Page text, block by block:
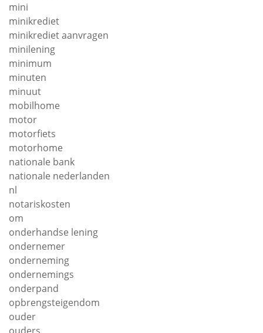
mini
minikrediet
minikrediet aanvragen
minilening
minimum
minuten
minuut
mobilhome
motor
motorfiets
motorhome
nationale bank
nationale nederlanden
nl
notariskosten
om
onderhandse lening
ondernemer
onderneming
ondernemings
onderpand
opbrengsteigendom
ouder